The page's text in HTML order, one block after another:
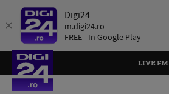
Digi24
m.digi24.ro
FREE - In Google Play
LIVE FM